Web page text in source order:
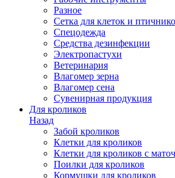
Разное
Сетка для клеток и
Спецодежда
Средства дезинфекции
Электропастухи
Ветеринария
Влагомер зерна
Влагомер сена
Сувенирная продукция
Для кроликов
Назад
Забой кроликов
Клетки для кроликов
Клетки для кроликов с
Поилки для кроликов
Кормушки для кроликов